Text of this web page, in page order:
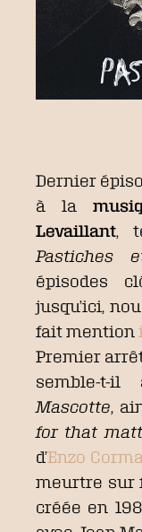
Dernier
à la
Levaillant,
Pastiches
épisodes
jusqu’ici,
fait mention
Premier
semble-t-
Mascotte,
for that
d’Enzo
meurtre sur
créée en